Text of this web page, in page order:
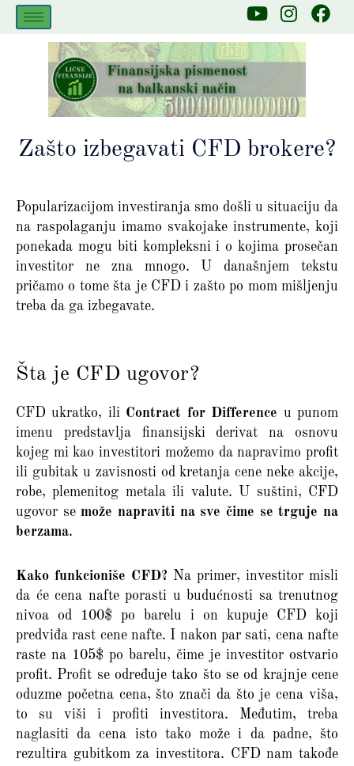
Skip
Y
u
b
I
s
g
a
F
k
Zašto izbegavati CFD brokere?
Popularizacijom investiranja smo došli u situaciju da
na raspolaganju imamo svakojake instrumente, koji
ponekada mogu biti kompleksni i o kojima prosečan
investitor ne zna mnogo. U današnjem tekstu
pričamo o tome šta je CFD i zašto po mom mišljenju
treba da ga izbegavate.
Šta je CFD ugovor?
CFD ukratko, ili Contract for Difference u punom
imenu predstavlja finansijski derivat na osnovu
kojeg mi kao investitori možemo da napravimo profit
ili gubitak u zavisnosti od kretanja cene neke akcije,
robe, plemenitog metala ili valute. U suštini, CFD
ugovor semože napraviti na sve čime se trguje na
berzama.
Kako funkcioniše CFD? Na primer, investitor misli
da će cena nafte porasti u budućnosti sa trenutnog
nivoa od 100$ po barelu i on kupuje CFD koji
predviđa rast cene nafte. I nakon par sati, cena nafte
raste na 105$ po barelu, čime je investitor ostvario
profit. Profit se određuje tako što se od krajnje cene
oduzme početna cena, što znači da što je cena viša,
to su viši i profiti investitora. Međutim, treba
naglasiti da cena isto tako može i da padne, što
rezultira gubitkom za investitora. CFD nam takođe